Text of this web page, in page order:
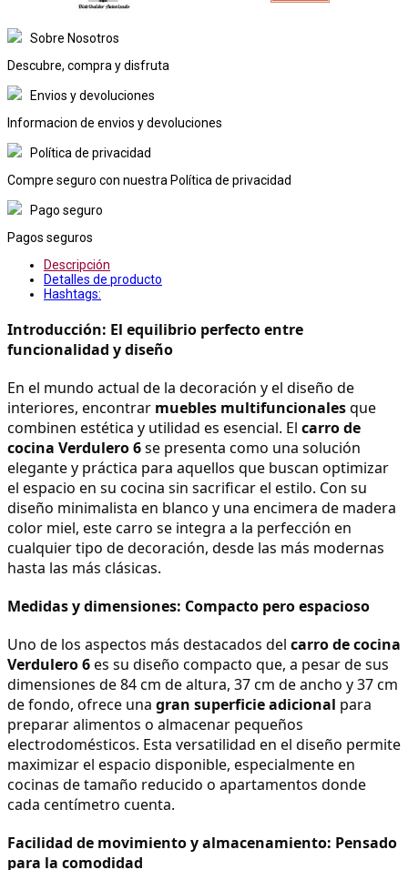
Sobre Nosotros
Descubre, compra y disfruta
Envios y devoluciones
Informacion de envios y devoluciones
Política de privacidad
Compre seguro con nuestra Política de privacidad
Pago seguro
Pagos seguros
Descripción
Detalles de producto
Hashtags:
Introducción: El equilibrio perfecto entre
funcionalidad y diseño
En el mundo actual de la decoración y el diseño de
interiores, encontrar muebles multifuncionales que
combinen estética y utilidad es esencial. El carro de
cocina Verdulero 6 se presenta como una solución
elegante y práctica para aquellos que buscan optimizar
el espacio en su cocina sin sacrificar el estilo. Con su
diseño minimalista en blanco y una encimera de madera
color miel, este carro se integra a la perfección en
cualquier tipo de decoración, desde las más modernas
hasta las más clásicas.
Medidas y dimensiones: Compacto pero espacioso
Uno de los aspectos más destacados del carro de cocina
Verdulero 6 es su diseño compacto que, a pesar de sus
dimensiones de 84 cm de altura, 37 cm de ancho y 37 cm
de fondo, ofrece una gran superficie adicional para
preparar alimentos o almacenar pequeños
electrodomésticos. Esta versatilidad en el diseño permite
maximizar el espacio disponible, especialmente en
cocinas de tamaño reducido o apartamentos donde
cada centímetro cuenta.
Facilidad de movimiento y almacenamiento: Pensado
para la comodidad